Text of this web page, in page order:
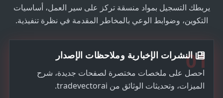
+
1
يربطك التسجيل بمواد منسقة تركز على سير العمل، أساسيات
التكوين، وضوابط الوعي بالمخاطر المقدمة في نظرة تنفيذية.
01النشرات الإخبارية وملاحظات الإصدار
احصل على ملخصات مختصرة لصفحات جديدة، شرح
الميزات، وتحديثات الوثائق من tradevectorai.